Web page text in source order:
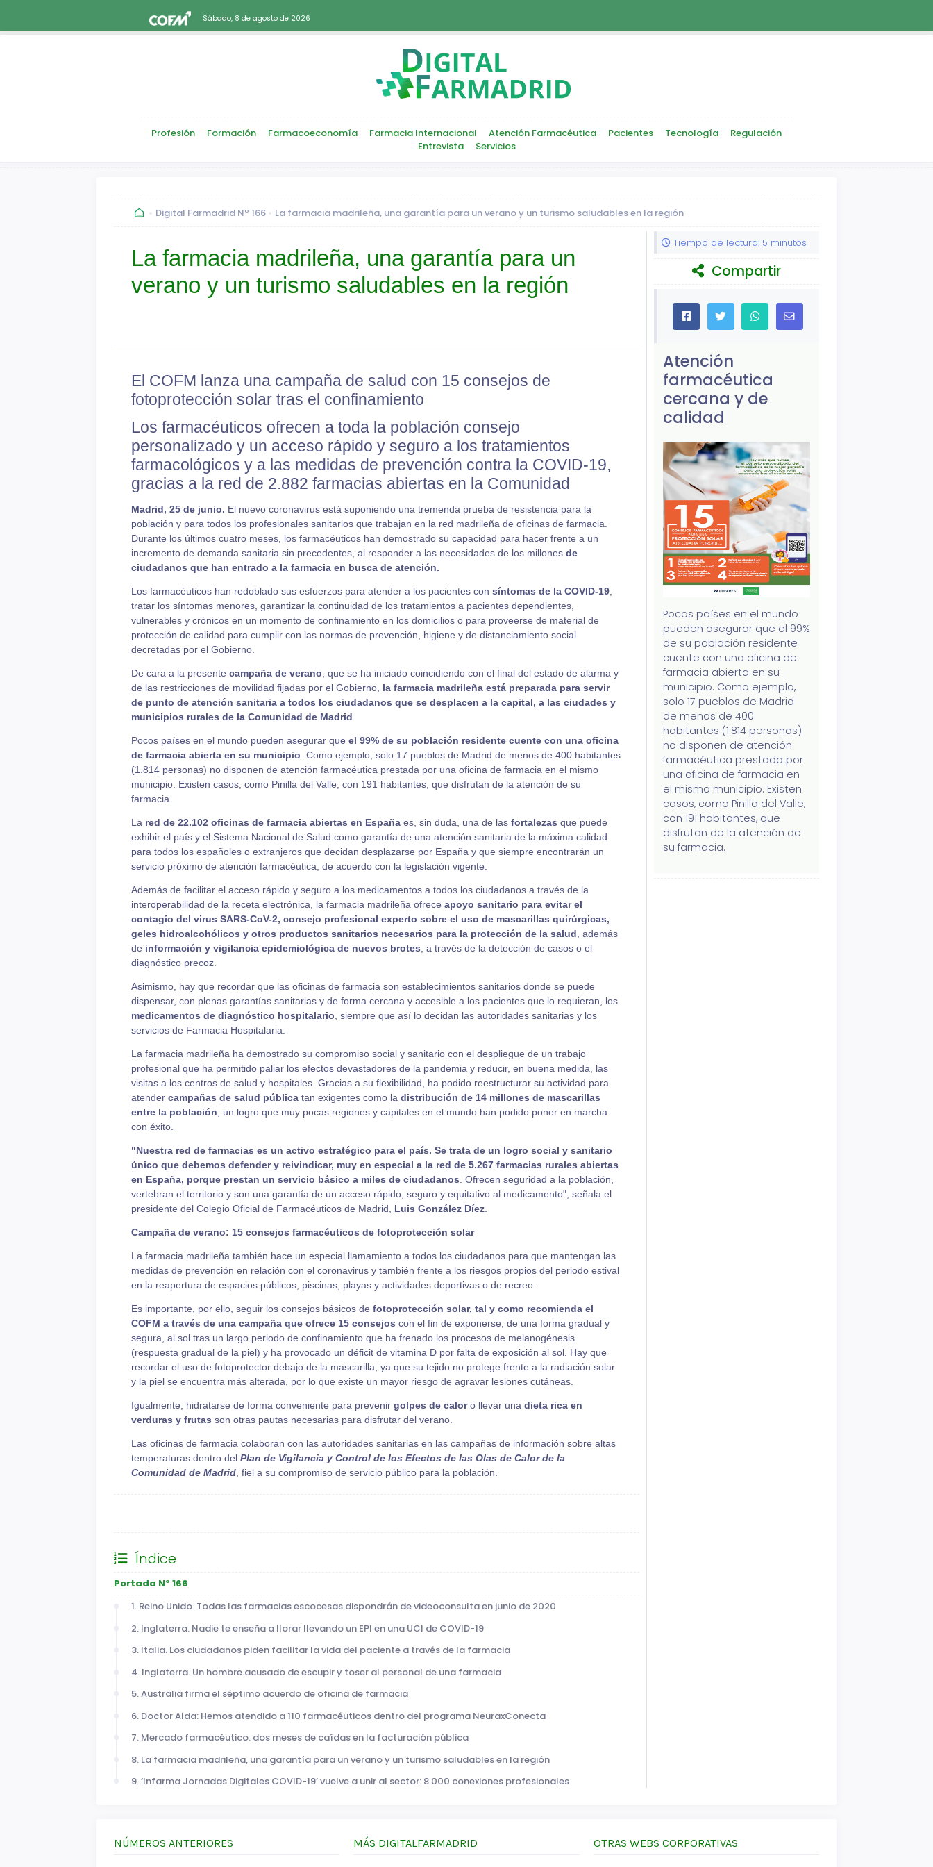
Sábado, 8 de agosto de 2026
Profesión Formación Farmacoeconomía Farmacia Internacional Atención Farmacéutica Pacientes Tecnología
Regulación
Entrevista
Servicios
Digital Farmadrid Nº 166 La farmacia madrileña, una garantía para un verano y un turismo saludables en la región
La farmacia madrileña, una garantía para un
verano y un turismo saludables en la región
El COFM lanza una campaña de salud con 15 consejos de
fotoprotección solar tras el confinamiento
Los farmacéuticos ofrecen a toda la población consejo
personalizado y un acceso rápido y seguro a los tratamientos
farmacológicos y a las medidas de prevención contra la COVID-19,
gracias a la red de 2.882 farmacias abiertas en la Comunidad
Madrid, 25 de junio. El nuevo coronavirus está suponiendo una tremenda prueba de resistencia para la
población y para todos los profesionales sanitarios que trabajan en la red madrileña de oficinas de farmacia.
Durante los últimos cuatro meses, los farmacéuticos han demostrado su capacidad para hacer frente a un
incremento de demanda sanitaria sin precedentes, al responder a las necesidades de los millonesde
ciudadanos que han entrado a la farmacia en busca de atención.
Los farmacéuticos han redoblado sus esfuerzos para atender a los pacientes con síntomas de la COVID-19,
tratar los síntomas menores, garantizar la continuidad de los tratamientos a pacientes dependientes,
vulnerables y crónicos en un momento de confinamiento en los domicilios o para proveerse de material de
protección de calidad para cumplir con las normas de prevención, higiene y de distanciamiento social
decretadas por el Gobierno.
De cara a la presente campaña de verano, que se ha iniciado coincidiendo con el final del estado de alarma y
de las restricciones de movilidad fijadas por el Gobierno, la farmacia madrileña está preparada para servir
de punto de atención sanitaria a todos los ciudadanos que se desplacen a la capital, a las ciudades y
municipios rurales de la Comunidad de Madrid.
Pocos países en el mundo pueden asegurar que el 99% de su población residente cuente con una oficina
de farmacia abierta en su municipio. Como ejemplo, solo 17 pueblos de Madrid de menos de 400 habitantes
(1.814 personas) no disponen de atención farmacéutica prestada por una oficina de farmacia en el mismo
municipio. Existen casos, como Pinilla del Valle, con 191 habitantes, que disfrutan de la atención de su
farmacia.
La red de 22.102 oficinas de farmacia abiertas en Españaes, sin duda, una de lasfortalezas que puede
exhibir el país y el Sistema Nacional de Salud como garantía de una atención sanitaria de la máxima calidad
para todos los españoles o extranjeros que decidan desplazarse por España y que siempre encontrarán un
servicio próximo de atención farmacéutica, de acuerdo con la legislación vigente.
Además de facilitar el acceso rápido y seguro a los medicamentos a todos los ciudadanos a través de la
interoperabilidad de la receta electrónica, la farmacia madrileña ofrece apoyo sanitario para evitar el
contagio del virus SARS-CoV-2, consejo profesional experto sobre el uso de mascarillas quirúrgicas,
geles hidroalcohólicos y otros productos sanitarios necesarios para la protección de la salud, además
de información y vigilancia epidemiológica de nuevos brotes, a través de la detección de casos o el
diagnóstico precoz.
Asimismo, hay que recordar que las oficinas de farmacia son establecimientos sanitarios donde se puede
dispensar, con plenas garantías sanitarias y de forma cercana y accesible a los pacientes que lo requieran, los
medicamentos de diagnóstico hospitalario, siempre que así lo decidan las autoridades sanitarias y los
servicios de Farmacia Hospitalaria.
La farmacia madrileña ha demostrado su compromiso social y sanitario con el despliegue de un trabajo
profesional que ha permitido paliar los efectos devastadores de la pandemia y reducir, en buena medida, las
visitas a los centros de salud y hospitales. Gracias a su flexibilidad, ha podido reestructurar su actividad para
atender campañas de salud públicatan exigentes como la distribución de 14 millones de mascarillas
entre la población, un logro que muy pocas regiones y capitales en el mundo han podido poner en marcha
con éxito.
"Nuestra red de farmacias es un activo estratégico para el país. Se trata de un logro social y sanitario
único que debemos defender y reivindicar, muy en especial a la red de 5.267 farmacias rurales abiertas
en España, porque prestan un servicio básico a miles de ciudadanos. Ofrecen seguridad a la población,
vertebran el territorio y son una garantía de un acceso rápido, seguro y equitativo al medicamento", señala el
presidente del Colegio Oficial de Farmacéuticos de Madrid, Luis González Díez.
Campaña de verano: 15 consejos farmacéuticos de fotoprotección solar
La farmacia madrileña también hace un especial llamamiento a todos los ciudadanos para que mantengan las
medidas de prevención en relación con el coronavirus y también frente a los riesgos propios del periodo estival
en la reapertura de espacios públicos, piscinas, playas y actividades deportivas o de recreo.
Es importante, por ello, seguir los consejos básicos de fotoprotección solar, tal y como recomienda el
COFM a través de una campaña que ofrece 15 consejos con el fin de exponerse, de una forma gradual y
segura, al sol tras un largo periodo de confinamiento que ha frenado los procesos de melanogénesis
(respuesta gradual de la piel) y ha provocado un déficit de vitamina D por falta de exposición al sol. Hay que
recordar el uso de fotoprotector debajo de la mascarilla, ya que su tejido no protege frente a la radiación solar
y la piel se encuentra más alterada, por lo que existe un mayor riesgo de agravar lesiones cutáneas.
Igualmente, hidratarse de forma conveniente para prevenir golpes de caloro llevar una dieta rica en
verduras y frutas son otras pautas necesarias para disfrutar del verano.
Las oficinas de farmacia colaboran con las autoridades sanitarias en las campañas de información sobre altas
temperaturas dentro del Plan de Vigilancia y Control de los Efectos de las Olas de Calor de la
Comunidad de Madrid, fiel a su compromiso de servicio público para la población.
Índice
Portada Nº 166
1. Reino Unido. Todas las farmacias escocesas dispondrán de videoconsulta en junio de 2020
2. Inglaterra. Nadie te enseña a llorar llevando un EPI en una UCI de COVID-19
3. Italia. Los ciudadanos piden facilitar la vida del paciente a través de la farmacia
4. Inglaterra. Un hombre acusado de escupir y toser al personal de una farmacia
5. Australia firma el séptimo acuerdo de oficina de farmacia
6. Doctor Alda: Hemos atendido a 110 farmacéuticos dentro del programa NeuraxConecta
7. Mercado farmacéutico: dos meses de caídas en la facturación pública
8. La farmacia madrileña, una garantía para un verano y un turismo saludables en la región
9. ‘Infarma Jornadas Digitales COVID-19’ vuelve a unir al sector: 8.000 conexiones profesionales
Tiempo de lectura: 5 minutos
Compartir
Atención
farmacéutica
cercana y de
calidad
Pocos países en el mundo
pueden asegurar que el 99%
de su población residente
cuente con una oficina de
farmacia abierta en su
municipio. Como ejemplo,
solo 17 pueblos de Madrid
de menos de 400
habitantes (1.814 personas)
no disponen de atención
farmacéutica prestada por
una oficina de farmacia en
el mismo municipio. Existen
casos, como Pinilla del Valle,
con 191 habitantes, que
disfrutan de la atención de
su farmacia.
NÚMEROS ANTERIORES MÁS DIGITALFARMADRID OTRAS WEBS CORPORATIVAS